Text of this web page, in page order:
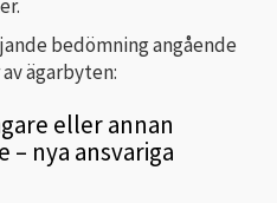
bedömning angående
ägarbyten:
eller annan
nya ansvariga